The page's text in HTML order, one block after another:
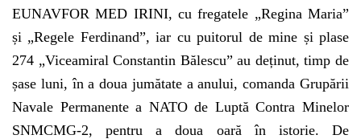
EUNAVFOR MED IRINI, cu fregatele „Regina Maria”
și „Regele Ferdinand”, iar cu puitorul de mine și plase
274 „Viceamiral Constantin Bălescu” au deținut, timp de
șase luni, în a doua jumătate a anului, comanda Grupării
Navale Permanente a NATO de Luptă Contra Minelor
SNMCMG-2, pentru a doua oară în istorie. De